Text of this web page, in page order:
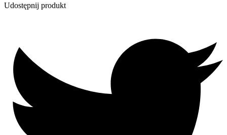
Udostępnij produkt